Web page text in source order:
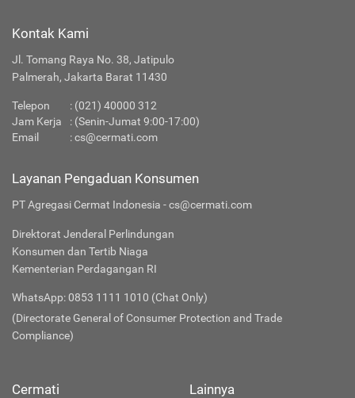
Kontak Kami
Jl. Tomang Raya No. 38, Jatipulo
Palmerah, Jakarta Barat 11430
Telepon : (021) 40000 312
Jam Kerja
: (Senin-Jumat 9:00-17:00)
Email
:cs@cermati.com
Layanan Pengaduan Konsumen
PT Agregasi Cermat Indonesia - cs@cermati.com
Direktorat Jenderal Perlindungan
Konsumen dan Tertib Niaga
Kementerian Perdagangan RI
WhatsApp: 0853 1111 1010 (Chat Only)
(Directorate General of Consumer Protection and Trade
Compliance)
Cermati Lainnya